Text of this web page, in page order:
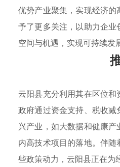
优势产业聚集，实现经济
予了更多关注，以助力企
空间与机遇，实现可持续发
云阳县充分利用其在区位和
政府通过资金支持、税收
兴产业，如大数据和健康
内高技术项目的落地。伴
些政策动力，云阳县正在为